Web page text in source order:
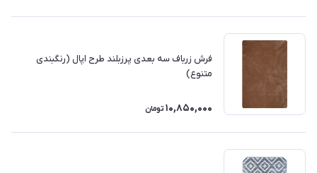
فرش زرباف سه بعدی پرزبلند طرح اپال (رنگبندی
متنوع)
10,850,000 تومان